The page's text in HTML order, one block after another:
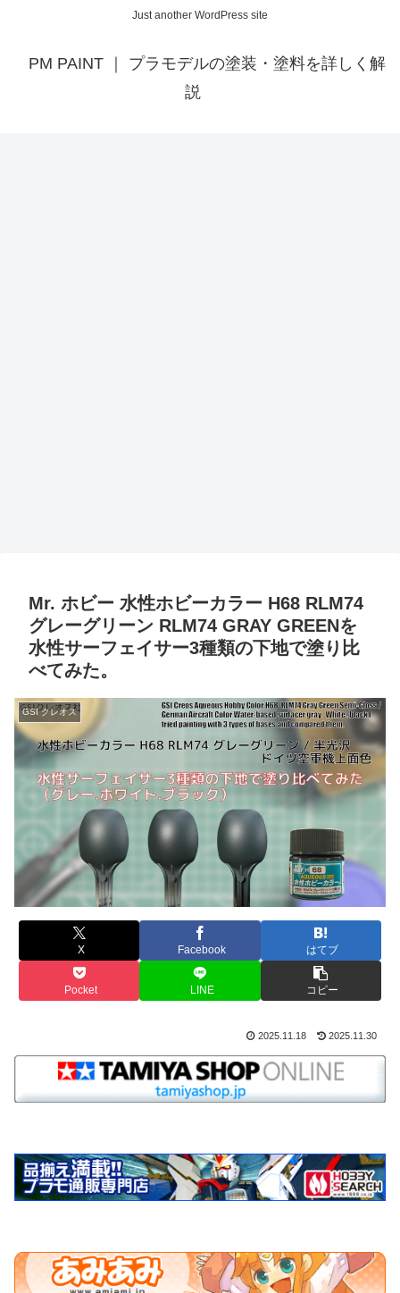
Just another WordPress site
PM PAINT ｜ プラモデルの塗装・塗料を詳しく解
説
Mr. ホビー 水性ホビーカラー H68 RLM74
グレーグリーン RLM74 GRAY GREENを
水性サーフェイサー3種類の下地で塗り比
べてみた。
GSI クレオス
X Facebook はてブ
Pocket LINE コピー
2025.11.18 2025.11.30